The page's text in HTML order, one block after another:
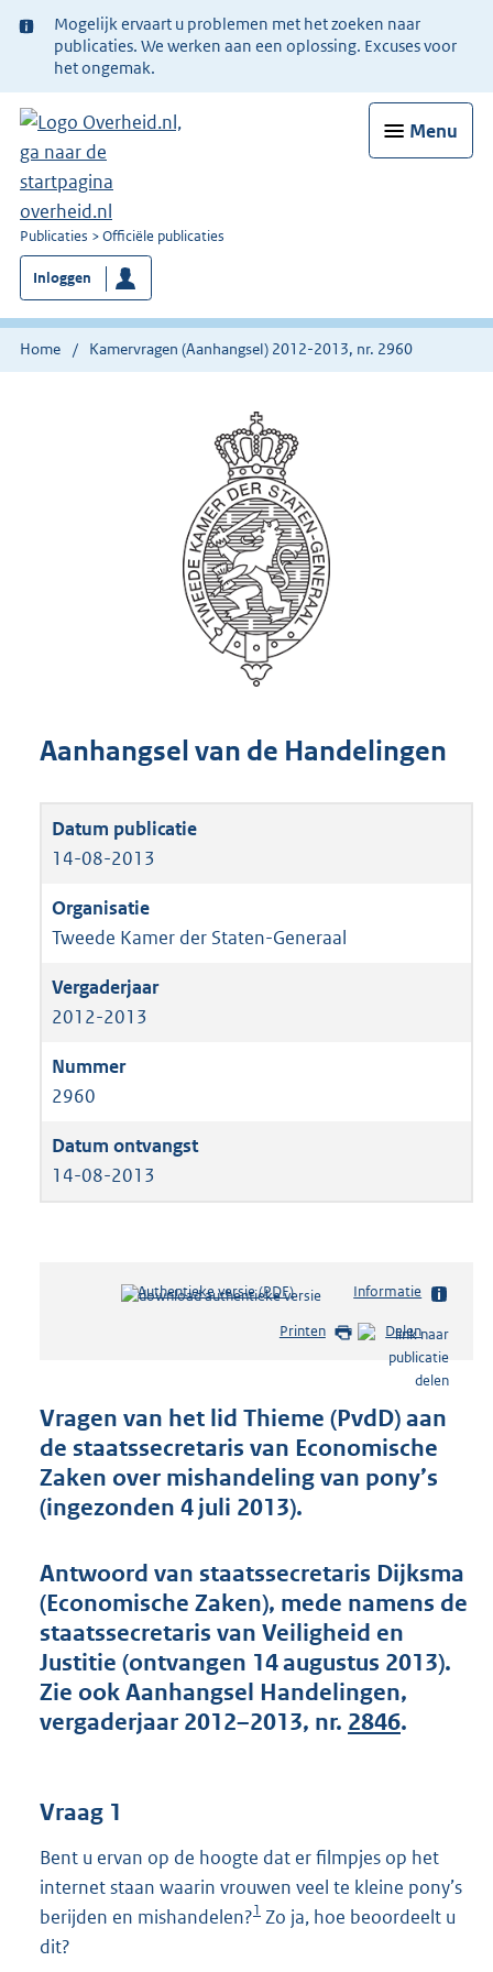
Ter
informatie:
Mogelijk ervaart u problemen met het zoeken naar
publicaties. We werken aan een oplossing. Excuses voor
het ongemak.
Menu
U
bent
nu
hier:
Publicaties Officiële publicaties
Inloggen
Home Kamervragen (Aanhangsel) 2012-2013, nr. 2960
Aanhangsel van de Handelingen
14-08-2013
Tweede Kamer der Staten-Generaal
2012-2013
2960
14-08-2013
Authentieke versie (PDF)b
s
d
s
g
r
o
t
e
:
4
0
b
Informatie
Printen Delen
Vragen van het lid Thieme (PvdD) aan
de staatssecretaris van Economische
Zaken over mishandeling van pony’s
(ingezonden 4 juli 2013).
Antwoord van staatssecretaris Dijksma
(Economische Zaken), mede namens de
staatssecretaris van Veiligheid en
Justitie (ontvangen 14 augustus 2013).
Zie ook Aanhangsel Handelingen,
vergaderjaar 2012–2013, nr. 2846.
Vraag 1
Bent u ervan op de hoogte dat er filmpjes op het
internet staan waarin vrouwen veel te kleine pony’s
berijden en mishandelen?1 Zo ja, hoe beoordeelt u
dit?